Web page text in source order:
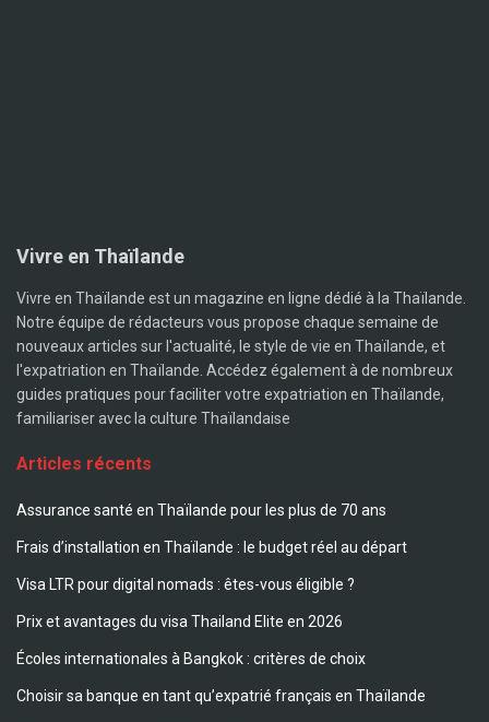
Vivre en Thaïlande
Vivre en Thaïlande est un magazine en ligne dédié à la Thaïlande.
Notre équipe de rédacteurs vous propose chaque semaine de
nouveaux articles sur l'actualité, le style de vie en Thaïlande, et
l'expatriation en Thaïlande. Accédez également à de nombreux
guides pratiques pour faciliter votre expatriation en Thaïlande,
familiariser avec la culture Thaïlandaise
Articles récents
Assurance santé en Thaïlande pour les plus de 70 ans
Frais d’installation en Thaïlande : le budget réel au départ
Visa LTR pour digital nomads : êtes-vous éligible ?
Prix et avantages du visa Thailand Elite en 2026
Écoles internationales à Bangkok : critères de choix
Choisir sa banque en tant qu’expatrié français en Thaïlande